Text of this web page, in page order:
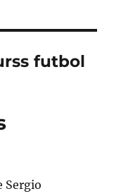
futbol
Sergio